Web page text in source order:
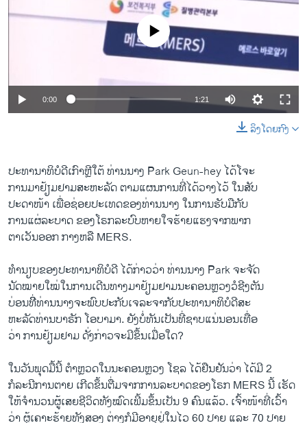
ຊີວິດຊາວລາວ
ທຸລະກິດ
ພາສາອັງກິດ
ສຽງ
ລາຍການກະຈາຍສຽງ
ລາຍງານ
ຕິດຕາມພວກເຮົາ ທີ່
ພາສາຕ່າງໆ
No media source currently available
0:00 1:21
ລິງໂດຍກົງ
ປະທານາທິບໍດີ​ເກົາຫຼີ​ໃຕ້ ທ່ານ​ນາງ Park Geun-hey ​ໄດ້​ໂຈະ​
ການ​ມາ​ຢ້ຽມຢາມ​ສະຫະລັດ ຕາມ​ແຜນການ​ທີ່​ໄດ້​ວາງ​ໄວ້ ​ໃນ​ສັບ
ປະດາ​ໜ້າ ​ເພື່ອ​ຊ່ອຍປະ​ເທດ​ຂອງ​ທ່ານ​ນາງ​ ໃນ​ການ​ຮັບ​ມື​ກັບ
ການ​ແຜ່​ລະບາດ​ ຂອງ​ໂຣກລະບົບ​ຫາຍ​ໃຈຮ້າຍແຮງຈາກພາກ
ຕາ​ເວັນ​ອອກ ກາງຫລື MERS.
ທຳນຽບ​ຂອງ​ປະທານາທິບໍດີ ​ໄດ້​ກ່າວ​ວ່າ ທ່ານ​ນາງ Park ຈະຈັດ
​ນັດ​ໝາຍ​ໃໝ່​ໃນການ​ເດີນທາງມາຢ້ຽມຢາມ​ນະຄອນຫຼວງ​ວໍ​ຊີງ​ຕັນ
ບ່ອນ​ທີ່ີທ່ານ​ນາງ​ຈະ​ພົບ​ປະ​ກັບເຈລະຈາກັບ​ປະທານາທິບໍດີ​ສະ
ຫະລັດທ່ານບາຣັກ ​ໂອ​ບາ​ມາ. ​ຍັງ​ບໍ່​ທັນ​ເປັນ​ທີ່​ຊາບ​ແນ່ນອນ​ເທື່ອ​
ວ່າ ການ​ຢ້ຽມຢາມ ດັ່ງກ່າວຈະມີຂຶ້ນເມື່ອ​ໃດ?
​ໃນ​ວັນ​ພຸດ​ມື້​ນີ້ ຕຳຫຼວດ​ໃນນະຄອນຫຼວງ ​ໂຊ​ລ ​ໄດ້​ຢືນຢັນ​ວ່າ ​ໄດ້​ມີ​ 2
ກໍລະນີ​ການ​ຕາຍ ​ເກີດ​ຂຶ້ນຕື່ມ​ຈາ​ກກາ​ນລະບາດ​ຂອງ​ໂຣກ MERS ນີ້​ ເຮັດ​
ໃຫ້​ຈຳນວນ​ຜູ້​ເສຍຊີວິດທັງ​ໝົດ​ເພີ້ມຂຶ້ນເປັນ 9 ຄົນ​ແລ້ວ. ເຈົ້າໜ້າທີ່ເວົ້າ
ວ່າ ຜູ້​ເຄາະ​ຮ້າຍ​ທັງ​ສອງ​ ຕ່າງ​ກໍ​ມີ​ອາຍຸ​ຢູ່​ໃນ​ໄວ 60 ປາຍ ​ແລະ 70 ປາຍ